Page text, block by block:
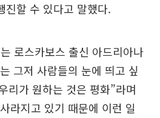
진할 수 있다고 말했다.
로스카보스 출신 아드리아나
그저 사람들의 눈에 띄고 싶
리가 원하는 것은 평화”라며
라지고 있기 때문에 이런 일